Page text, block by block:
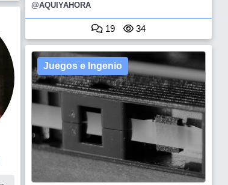
@AQUIYAHORA
19 34
Juegos e Ingenio